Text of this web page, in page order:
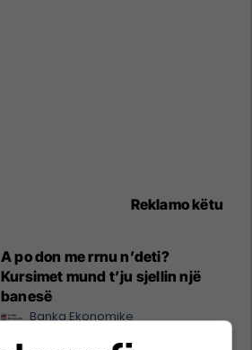
Reklamo këtu
A po don me rrnu n’deti?
Kursimet mund t’ju sjellin një
banesë
Banka Ekonomike